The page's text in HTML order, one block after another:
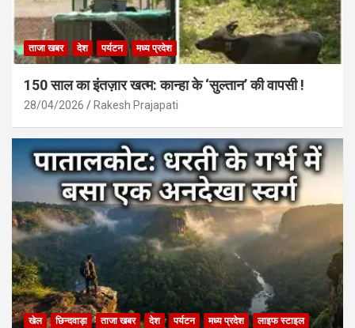
ताजा खबर देश पर्यटन मध्य प्रदेश
150 साल का इंतज़ार खत्म: कान्हा के ‘सुल्तान’ की वापसी !
28/04/2026 Rakesh Prajapati
खेल छिन्दवाड़ा ताजा खबर देश पर्यटन मध्य प्रदेश लाइफ स्टाइल